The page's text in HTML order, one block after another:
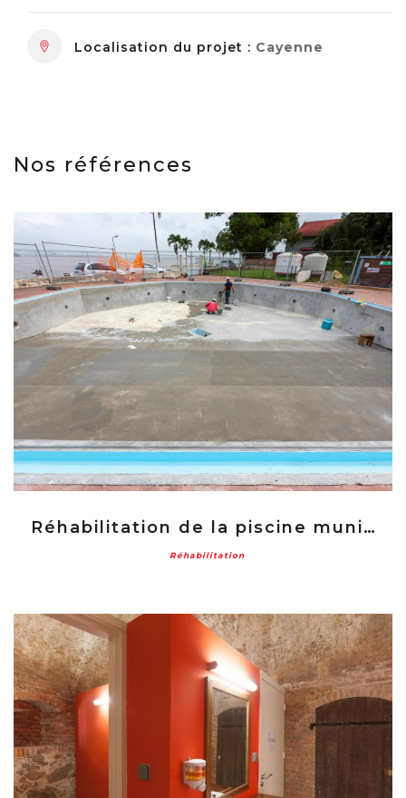
Localisation du projet : Cayenne
Nos références
Réhabilitation de la piscine municipale de Saint Laurent du Maroni
Réhabilitation